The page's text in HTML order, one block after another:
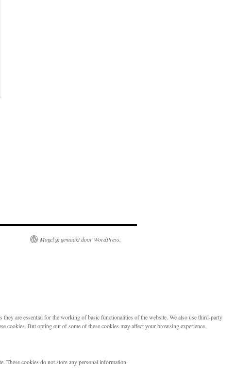
Mogelijk gemaakt door WordPress.
are essential for the working of basic functionalities of the website. We also use third-party
cookies. But opting out of some of these cookies may affect your browsing experience.
These cookies do not store any personal information.